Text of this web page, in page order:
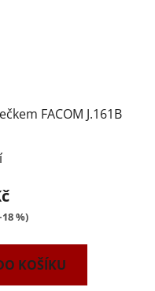
FACOM J.161B
%)
KOŠÍKU